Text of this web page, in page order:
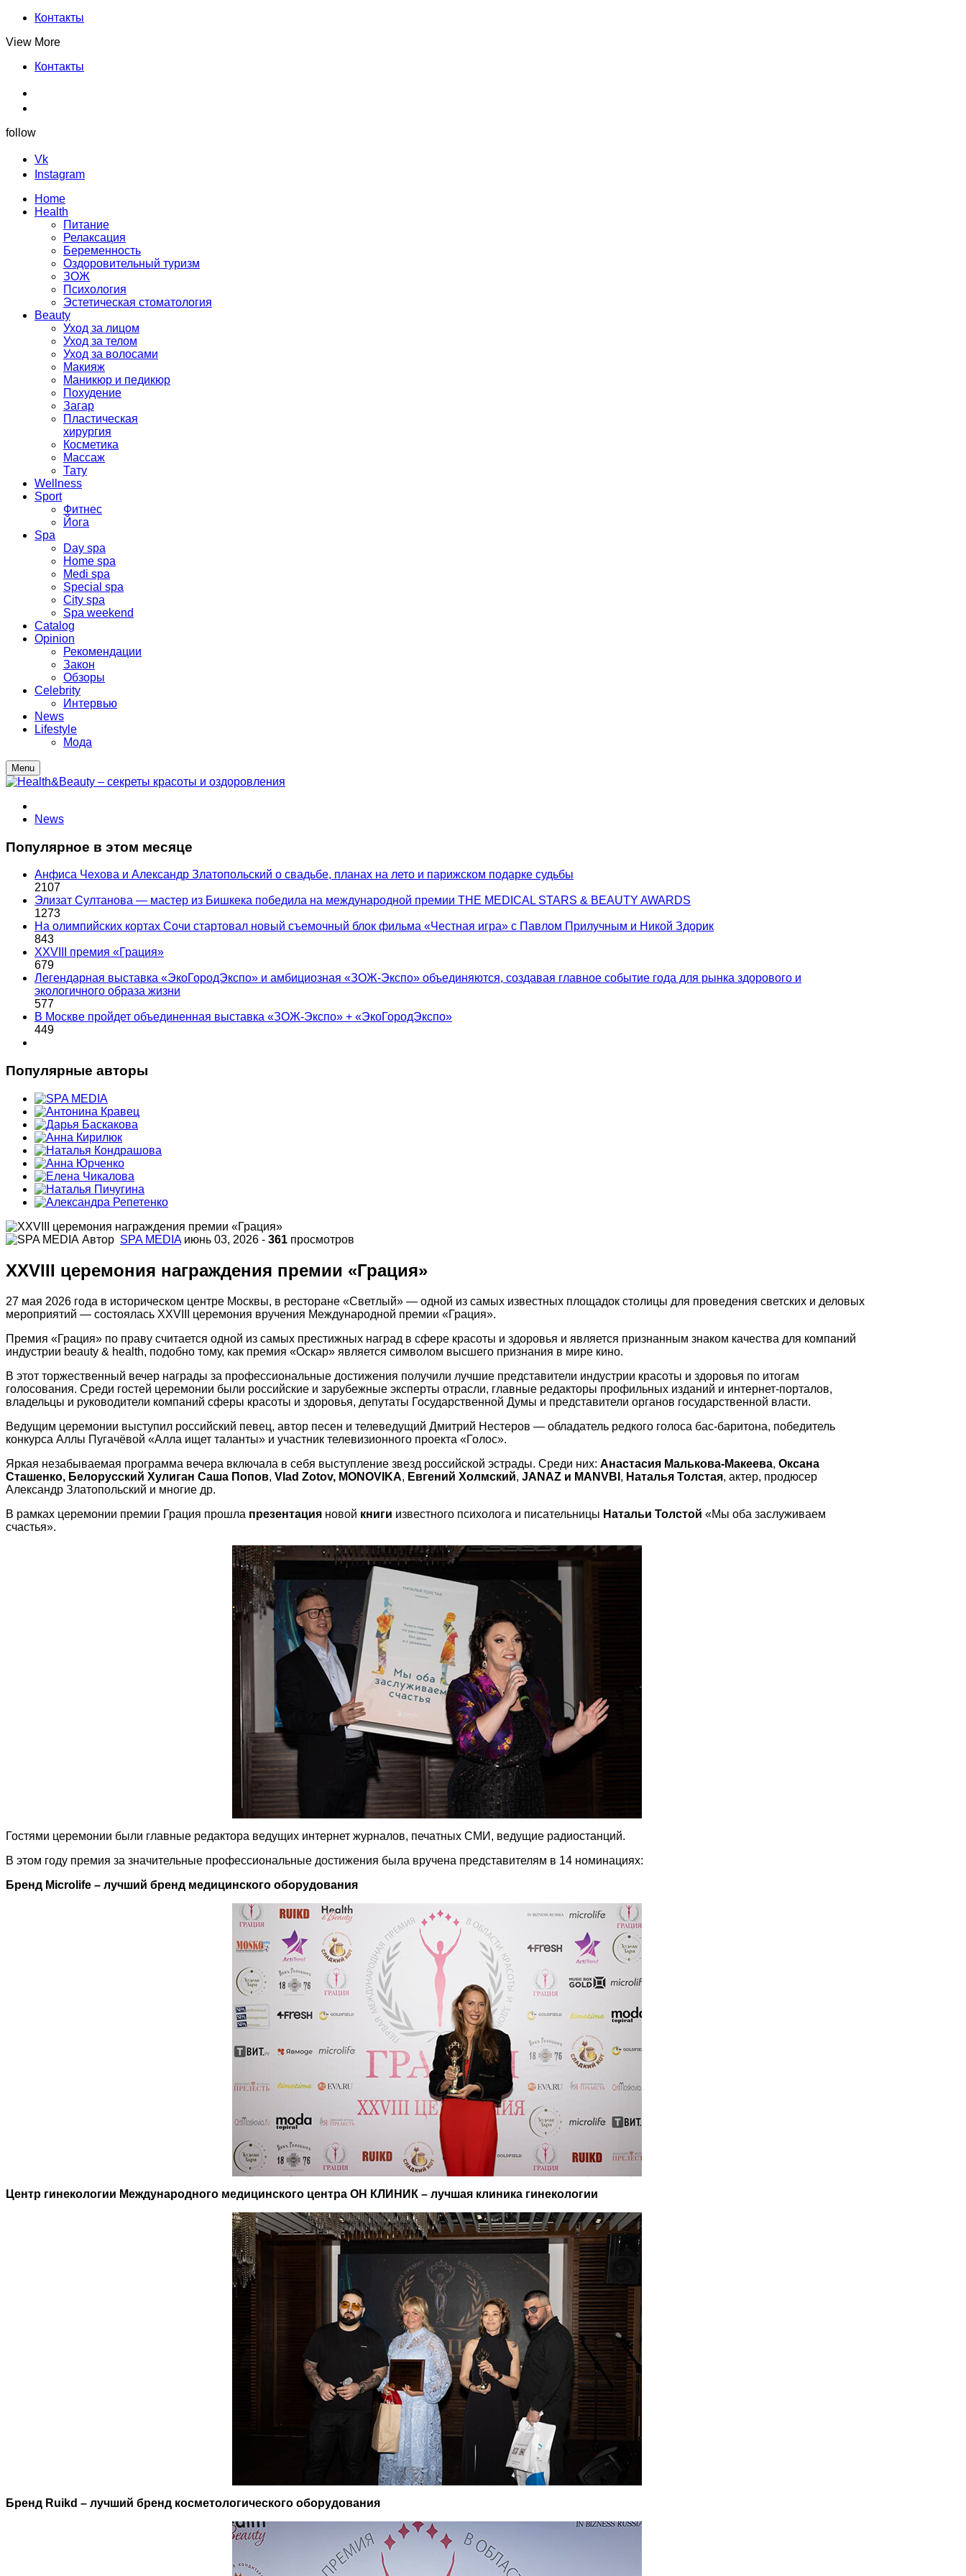
Контакты
View More
Контакты
follow
Vk
Instagram
Home
Health
Питание
Релаксация
Беременность
Оздоровительный туризм
ЗОЖ
Психология
Эстетическая стоматология
Beauty
Уход за лицом
Уход за телом
Уход за волосами
Макияж
Маникюр и педикюр
Похудение
Загар
Пластическая
хирургия
Косметика
Массаж
Тату
Wellness
Sport
Фитнес
Йога
Spa
Day spa
Home spa
Medi spa
Special spa
City spa
Spa weekend
Catalog
Opinion
Рекомендации
Закон
Обзоры
Celebrity
Интервью
News
Lifestyle
Мода
Menu
News
Популярное в этом месяце
Анфиса Чехова и Александр Златопольский о свадьбе, планах на лето и парижском подарке судьбы
2107
Элизат Султанова — мастер из Бишкека победила на международной премии THE MEDICAL STARS & BEAUTY AWARDS
1273
На олимпийских кортах Сочи стартовал новый съемочный блок фильма «Честная игра» с Павлом Прилучным и Никой Здорик
843
XXVIII премия «Грация»
679
Легендарная выставка «ЭкоГородЭкспо» и амбициозная «ЗОЖ-Экспо» объединяются, создавая главное событие года для рынка здорового и
экологичного образа жизни
577
В Москве пройдет объединенная выставка «ЗОЖ-Экспо» + «ЭкоГородЭкспо»
449
Популярные авторы
Автор SPA MEDIA июнь 03, 2026 - 361 просмотров
XXVIII церемония награждения премии «Грация»
27 мая 2026 года в историческом центре Москвы, в ресторане «Светлый» — одной из самых известных площадок столицы для проведения светских и деловых
мероприятий — состоялась XXVIII церемония вручения Международной премии «Грация».
Премия «Грация» по праву считается одной из самых престижных наград в сфере красоты и здоровья и является признанным знаком качества для компаний
индустрии beauty & health, подобно тому, как премия «Оскар» является символом высшего признания в мире кино.
В этот торжественный вечер награды за профессиональные достижения получили лучшие представители индустрии красоты и здоровья по итогам
голосования. Среди гостей церемонии были российские и зарубежные эксперты отрасли, главные редакторы профильных изданий и интернет-порталов,
владельцы и руководители компаний сферы красоты и здоровья, депутаты Государственной Думы и представители органов государственной власти.
Ведущим церемонии выступил российский певец, автор песен и телеведущий Дмитрий Нестеров — обладатель редкого голоса бас-баритона, победитель
конкурса Аллы Пугачёвой «Алла ищет таланты» и участник телевизионного проекта «Голос».
Яркая незабываемая программа вечера включала в себя выступление звезд российской эстрады. Среди них: Анастасия Малькова-Макеева, Оксана
Сташенко, Белорусский Хулиган Саша Попов, Vlad Zotov, MONOVIKA, Евгений Холмский, JANAZ и MANVBI , Наталья Толстая, актер, продюсер
Александр Златопольский и многие др.
В рамках церемонии премии Грация прошла презентация новой книги известного психолога и писательницы Натальи Толстой «Мы оба заслуживаем
счастья».
Гостями церемонии были главные редактора ведущих интернет журналов, печатных СМИ, ведущие радиостанций.
В этом году премия за значительные профессиональные достижения была вручена представителям в 14 номинациях:
Бренд Microlife – лучший бренд медицинского оборудования
Центр гинекологии Международного медицинского центра ОН КЛИНИК – лучшая клиника гинекологии
Бренд Ruikd – лучший бренд косметологического оборудования